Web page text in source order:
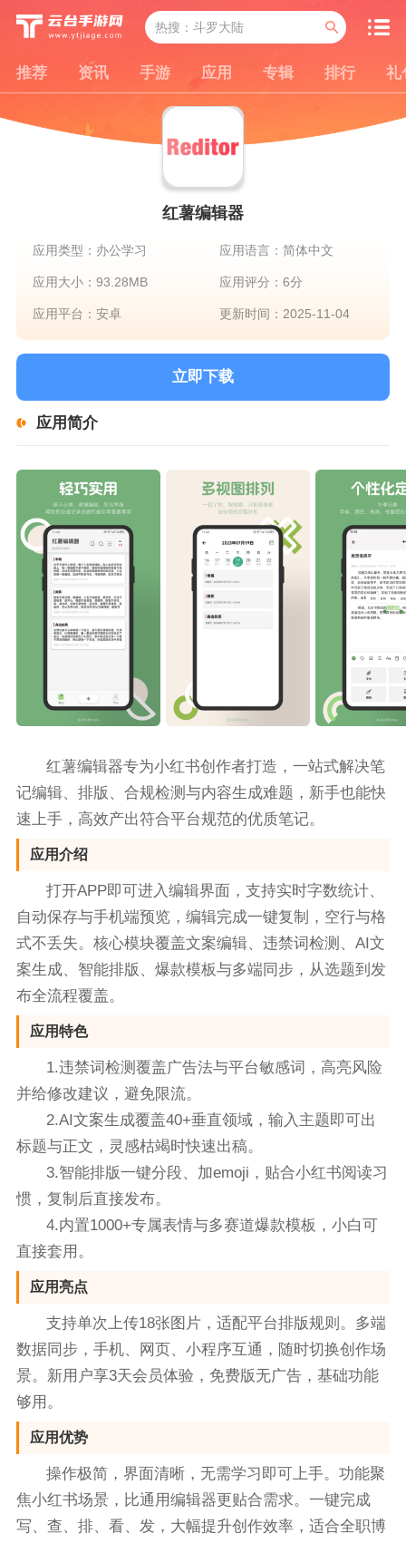
推荐 资讯 手游 应用 专辑 排行 礼
红薯编辑器
应用类型：办公学习 应用语言：简体中文
应用大小：93.28MB 应用评分：6分
应用平台：安卓 更新时间：2025-11-04
立即下载
应用简介
红薯编辑器专为小红书创作者打造，一站式解决笔
记编辑、排版、合规检测与内容生成难题，新手也能快
速上手，高效产出符合平台规范的优质笔记。
应用介绍
打开APP即可进入编辑界面，支持实时字数统计、
自动保存与手机端预览，编辑完成一键复制，空行与格
式不丢失。核心模块覆盖文案编辑、违禁词检测、AI文
案生成、智能排版、爆款模板与多端同步，从选题到发
布全流程覆盖。
应用特色
1.违禁词检测覆盖广告法与平台敏感词，高亮风险
并给修改建议，避免限流。
2.AI文案生成覆盖40+垂直领域，输入主题即可出
标题与正文，灵感枯竭时快速出稿。
3.智能排版一键分段、加emoji，贴合小红书阅读习
惯，复制后直接发布。
4.内置1000+专属表情与多赛道爆款模板，小白可
直接套用。
应用亮点
支持单次上传18张图片，适配平台排版规则。多端
数据同步，手机、网页、小程序互通，随时切换创作场
景。新用户享3天会员体验，免费版无广告，基础功能
够用。
应用优势
操作极简，界面清晰，无需学习即可上手。功能聚
焦小红书场景，比通用编辑器更贴合需求。一键完成
写、查、排、看、发，大幅提升创作效率，适合全职博